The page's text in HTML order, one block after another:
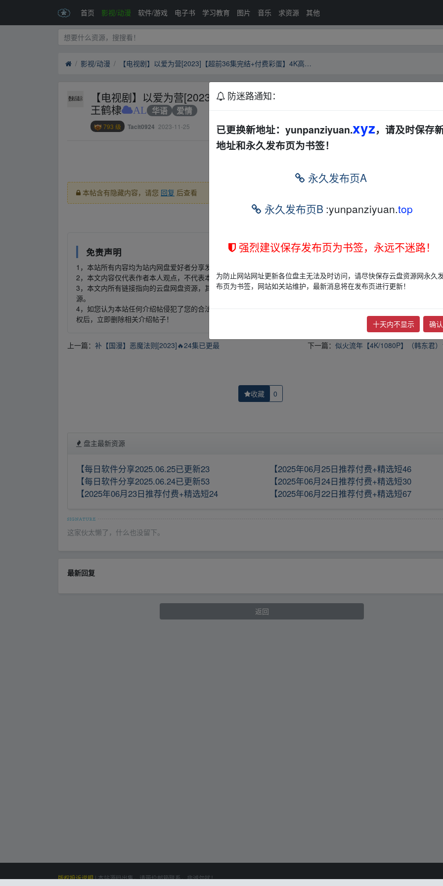
首页 影视/动漫 软件/游戏 电子书 学习教育 图片 音乐 求资源 其他
影视/动漫 【电视剧】以爱为营[2023]【超前36集完结+付费彩蛋】4K高码以爱为营/白鹿/王鹤棣
【电视剧】以爱为营[2023]【超前36集完结+付费彩蛋】4K高码以爱为营/白
王鹤棣
AL 华语 爱情
793 级 Tacit0924 2023-11-25
本帖含有隐藏内容，请您 回复 后查看
免责声明
1，本站所有内容均为站内网盘爱好者分享发布的网盘链接介绍展示帖子，
2，本文内容仅代表作者本人观点，不代表本网站立场，作者文责自负。
3，本文内所有链接指向的云盘网盘资源，其版权归版权方所有！其实际管理权为帖子发布者所有，本站无法操作相关资
源。
4，如您认为本站任何介绍帖侵犯了您的合法版权，请点击
权后，立即删除相关介绍帖子！
上一篇： 补【国漫】恶魔法则[2023]🔥24集已更最 下一篇： 似火流年【4K/1080P】（韩东君
收藏 0
盘主最新资源
【每日软件分享2025.06.25已更新23
【2025年06月25日推荐付费+精选短46
【每日软件分享2025.06.24已更新53
【2025年06月24日推荐付费+精选短30
【2025年06月23日推荐付费+精选短24
【2025年06月22日推荐付费+精选短67
这家伙太懒了，什么也没留下。
最新回复
返回
版权投诉说明|本站源码出售，请带价邮箱联系，非诚勿扰！
防迷路通知：
已更换新地址：yunpanziyuan.xyz，请及时保存
地址和永久发布页为书签！
永久发布页A
永久发布页B :yunpanziyuan.top
强烈建议保存发布页为书签，永远不迷路！
为防止网站网址更新各位盘主无法及时访问，请尽快保存云盘资源网永久
布页为书签，网站如关站维护，最新消息将在发布页进行更新！
十天内不显示 确认